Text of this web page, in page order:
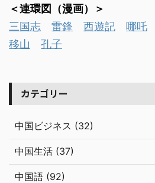
＜連環図（漫画）＞
三国志
雷鋒 西遊記 哪吒
移山
孔子
カテゴリー
中国ビジネス (32)
中国生活 (37)
中国語 (92)